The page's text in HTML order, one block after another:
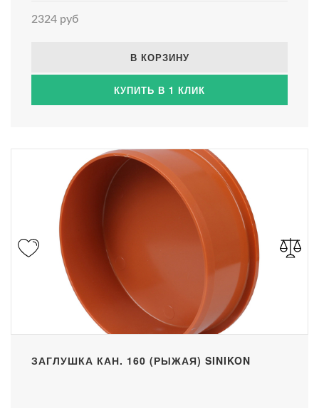
2324 руб
В КОРЗИНУ
КУПИТЬ В 1 КЛИК
ЗАГЛУШКА КАН. 160 (РЫЖАЯ) SINIKON